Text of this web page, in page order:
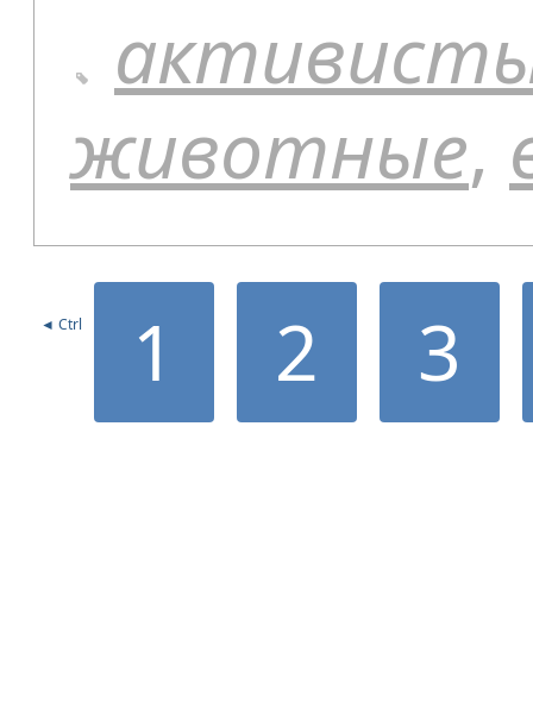
животные,
◄ Ctrl 1 2 3